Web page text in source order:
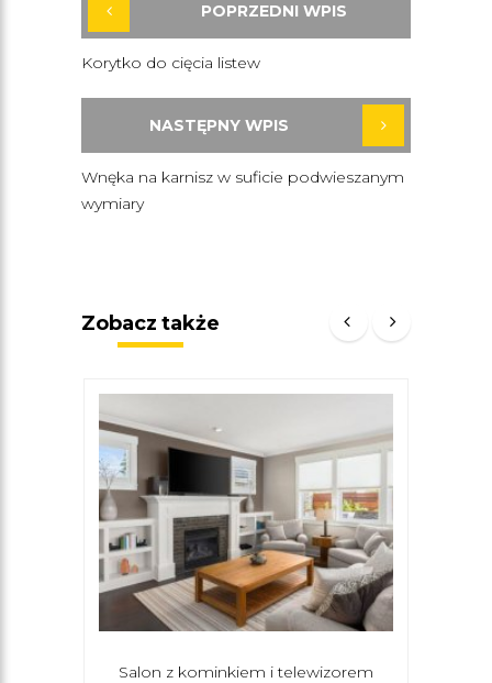
POPRZEDNI WPIS
Korytko do cięcia listew
NASTĘPNY WPIS
Wnęka na karnisz w suficie podwieszanym
wymiary
Zobacz także
Salon z kominkiem i telewizorem